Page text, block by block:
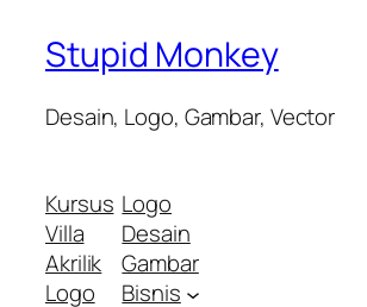
Stupid Monkey
Desain, Logo, Gambar, Vector
Kursus
Villa
Akrilik
Logo
Logo
Desain
Gambar
Bisnis